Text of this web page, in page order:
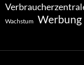
Wachstum Werbung